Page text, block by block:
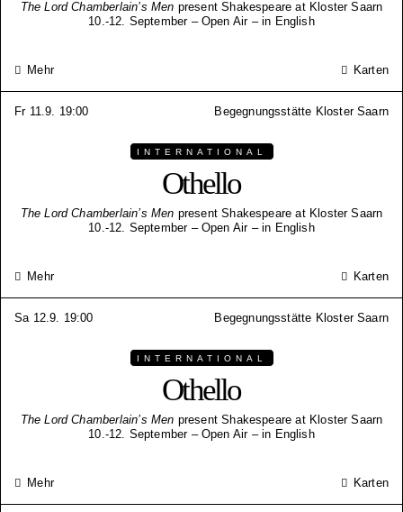
The Lord Chamberlain’s Men present Shakespeare at Kloster Saarn
10.-12. September – Open Air – in English
Mehr Karten
Fr 11.9. 19:00 Begegnungsstätte Kloster Saarn
INTERNATIONAL
Othello
The Lord Chamberlain’s Men present Shakespeare at Kloster Saarn
10.-12. September – Open Air – in English
Mehr Karten
Sa 12.9. 19:00 Begegnungsstätte Kloster Saarn
INTERNATIONAL
Othello
The Lord Chamberlain’s Men present Shakespeare at Kloster Saarn
10.-12. September – Open Air – in English
Mehr Karten